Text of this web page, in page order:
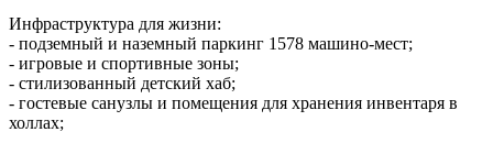
Инфраструктура для жизни:
- подземный и наземный паркинг 1578 машино‑мест;
- игровые и спортивные зоны;
- стилизованный детский хаб;
- гостевые санузлы и помещения для хранения инвентаря в
холлах;